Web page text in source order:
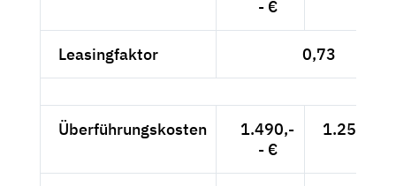
- €
Leasingfaktor 0,73
Überführungskosten
1.490,-
- €
1.252,10